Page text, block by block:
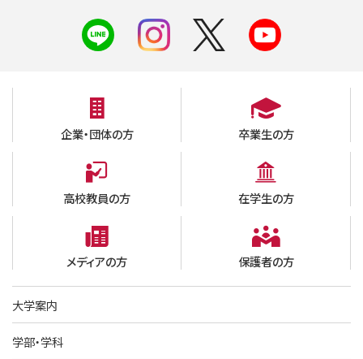
企業・団体の方 卒業生の方
高校教員の方 在学生の方
メディアの方 保護者の方
大学案内
学部・学科